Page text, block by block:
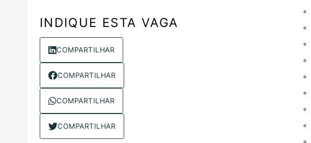
INDIQUE ESTA VAGA
COMPARTILHAR
COMPARTILHAR
COMPARTILHAR
COMPARTILHAR